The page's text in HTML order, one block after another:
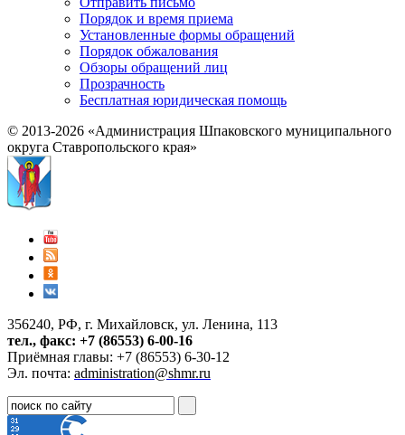
Порядок и время приема
Установленные формы обращений
Порядок обжалования
Обзоры обращений лиц
Прозрачность
Бесплатная юридическая помощь
© 2013-2026 «Администрация Шпаковского муниципального
округа Ставропольского края»
356240, РФ, г. Михайловск, ул. Ленина, 113
тел., факс: +7 (86553) 6-00-16
Приёмная главы: +7 (86553) 6-30-12
Эл. почта: administration@shmr.ru